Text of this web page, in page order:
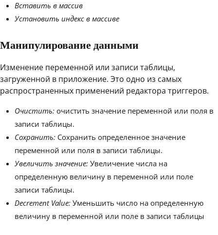
Вставить в массив
Установить индекс в массиве
Манипулирование данными
Изменение переменной или записи таблицы,
загруженной в приложение. Это одно из самых
распространенных применений редактора триггеров.
Очистить: очистить значение переменной или поля в
записи таблицы.
Сохранить: Сохранить определенное значение
переменной или поля в записи таблицы.
Увеличить значение: Увеличение числа на
определенную величину в переменной или поле
записи таблицы.
Decrement Value: Уменьшить число на определенную
величину в переменной или поле в записи таблицы